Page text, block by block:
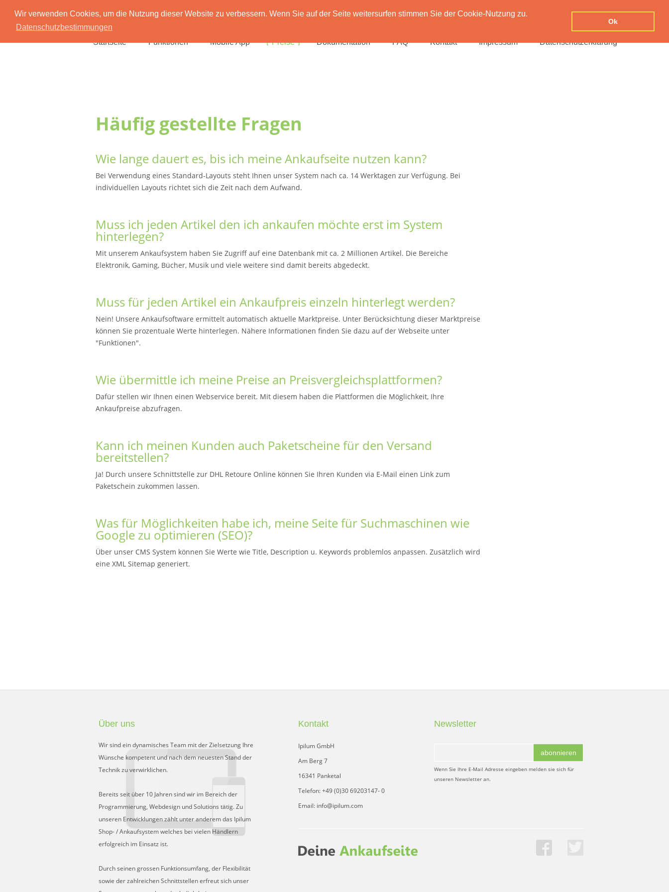
Wir verwenden Cookies, um die Nutzung dieser Website zu verbessern. Wenn Sie auf der Seite weitersurfen stimmen Sie der Cookie-Nutzung zu.
Datenschutzbestimmungen
Ok
Startseite Funktionen Mobile App Preise Dokumentation FAQ Kontakt Impressum Datenschutzerklärung
Häufig gestellte Fragen
Wie lange dauert es, bis ich meine Ankaufseite nutzen kann?
Bei Verwendung eines Standard-Layouts steht Ihnen unser System nach ca. 14 Werktagen zur Verfügung. Bei
individuellen Layouts richtet sich die Zeit nach dem Aufwand.
Muss ich jeden Artikel den ich ankaufen möchte erst im System
hinterlegen?
Mit unserem Ankaufsystem haben Sie Zugriff auf eine Datenbank mit ca. 2 Millionen Artikel. Die Bereiche
Elektronik, Gaming, Bücher, Musik und viele weitere sind damit bereits abgedeckt.
Muss für jeden Artikel ein Ankaufpreis einzeln hinterlegt werden?
Nein! Unsere Ankaufsoftware ermittelt automatisch aktuelle Marktpreise. Unter Berücksichtung dieser Marktpreise
können Sie prozentuale Werte hinterlegen. Nähere Informationen finden Sie dazu auf der Webseite unter
"Funktionen".
Wie übermittle ich meine Preise an Preisvergleichsplattformen?
Dafür stellen wir Ihnen einen Webservice bereit. Mit diesem haben die Plattformen die Möglichkeit, Ihre
Ankaufpreise abzufragen.
Kann ich meinen Kunden auch Paketscheine für den Versand
bereitstellen?
Ja! Durch unsere Schnittstelle zur DHL Retoure Online können Sie Ihren Kunden via E-Mail einen Link zum
Paketschein zukommen lassen.
Was für Möglichkeiten habe ich, meine Seite für Suchmaschinen wie
Google zu optimieren (SEO)?
Über unser CMS System können Sie Werte wie Title, Description u. Keywords problemlos anpassen. Zusätzlich wird
eine XML Sitemap generiert.
Über uns
Wir sind ein dynamisches Team mit der Zielsetzung Ihre
Wünsche kompetent und nach dem neuesten Stand der
Technik zu verwirklichen.
Bereits seit über 10 Jahren sind wir im Bereich der
Programmierung, Webdesign und Solutions tätig. Zu
unseren Entwicklungen zählt unter anderem das Ipilum
Shop- / Ankaufsystem welches bei vielen Händlern
erfolgreich im Einsatz ist.
Durch seinen grossen Funktionsumfang, der Flexibilität
sowie der zahlreichen Schnittstellen erfreut sich unser
Kontakt
Ipilum GmbH
Am Berg 7
16341 Panketal
Telefon: +49 (0)30 69203147- 0
Email: info@ipilum.com
Newsletter
abonnieren
Wenn Sie Ihre E-Mail Adresse eingeben melden sie sich für
unseren Newsletter an.